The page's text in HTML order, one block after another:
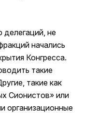
делегаций, не
начались
Конгресса.
такие
такие как
Сионистов» или
организационные